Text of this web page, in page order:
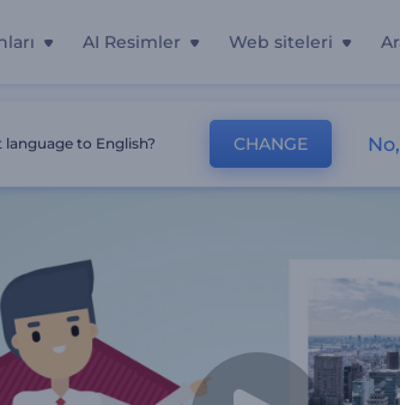
AI Resimler Web siteleri
to English? CHANGE